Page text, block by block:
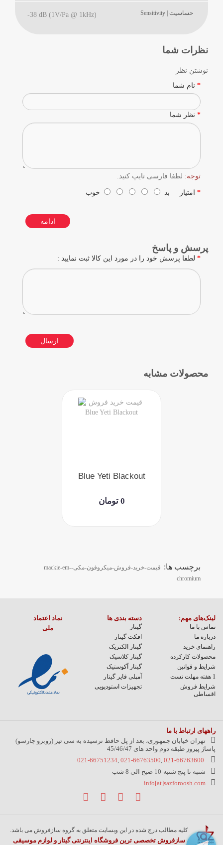
حساسیت | Sensitivity -38 dB (1V/Pa @ 1kHz)
نظرات شما
نوشتن نظر
نام شما
نظر شما
توجه: لطفا فارسی تایپ کنید.
امتیاز بد خوب
ادامه
پرسش و پاسخ
لطفا پرسش خود را در مورد این کالا ثبت نمایید :
ارسال
محصولات مشابه
Blue Yeti Blackout
0 تومان
برچسب ها:
قیمت-خرید-فروش-میکروفون-مکی-mackie-em-
chromium
لینک‌های مهم:
تماس با ما
درباره ما
راهنمای خرید
محصولات کارکرده
شرایط و قوانین
1 هفته مهلت تست
شرایط فروش
اقساطی
دسته بندی ها
گیتار
افکت گیتار
گیتار الکتریک
گیتار کلاسیک
گیتار آکوستیک
آمپلی فایر گیتار
تجهیزات استودیویی
نماد اعتماد
ملی
راههای ارتباط با ما
تهران خیابان جمهوری، بعد از پل حافظ نرسیده به سی تیر (روبرو چارسو)
پاساژ پیروز طبقه دوم واحد های 45/46/47
021-66763600
,
021-66763500
,
021-66751234
شنبه تا پنج شنبه-10 صبح الی 8 شب
info[at]sazforoosh.com
کلیه مطالب درج شده در این وبسایت متعلق به گروه سازفروش می باشد.
سازفروش تخصصی ترین فروشگاه اینترنتی گیتار و لوازم موسیقی